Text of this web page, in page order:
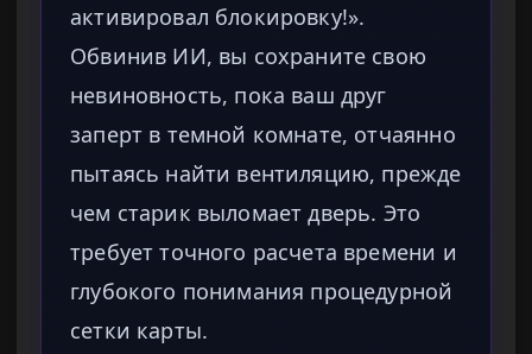
активировал блокировку!».
Обвинив ИИ, вы сохраните свою
невиновность, пока ваш друг
заперт в темной комнате, отчаянно
пытаясь найти вентиляцию, прежде
чем старик выломает дверь. Это
требует точного расчета времени и
глубокого понимания процедурной
сетки карты.